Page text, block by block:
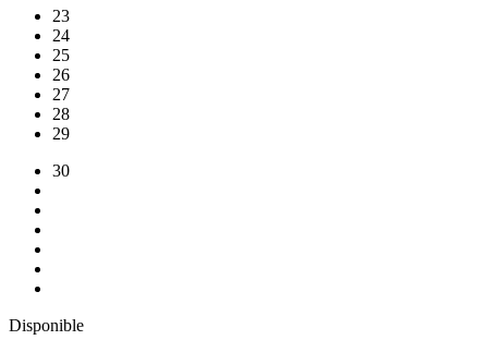
23
24
25
26
27
28
29
30
Disponible